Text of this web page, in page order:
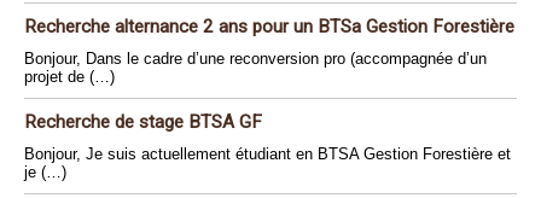
Recherche alternance 2 ans pour un BTSa Gestion Forestière
Bonjour, Dans le cadre d’une reconversion pro (accompagnée d’un
projet de (…)
Recherche de stage BTSA GF
Bonjour, Je suis actuellement étudiant en BTSA Gestion Forestière et
je (…)